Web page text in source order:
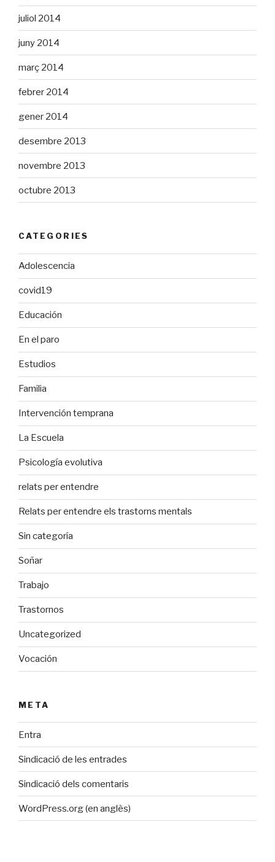
juliol 2014
juny 2014
març 2014
febrer 2014
gener 2014
desembre 2013
novembre 2013
octubre 2013
CATEGORIES
Adolescencia
covid19
Educación
En el paro
Estudios
Familia
Intervención temprana
La Escuela
Psicología evolutiva
relats per entendre
Relats per entendre els trastorns mentals
Sin categoría
Soñar
Trabajo
Trastornos
Uncategorized
Vocación
META
Entra
Sindicació de les entrades
Sindicació dels comentaris
WordPress.org (en anglès)